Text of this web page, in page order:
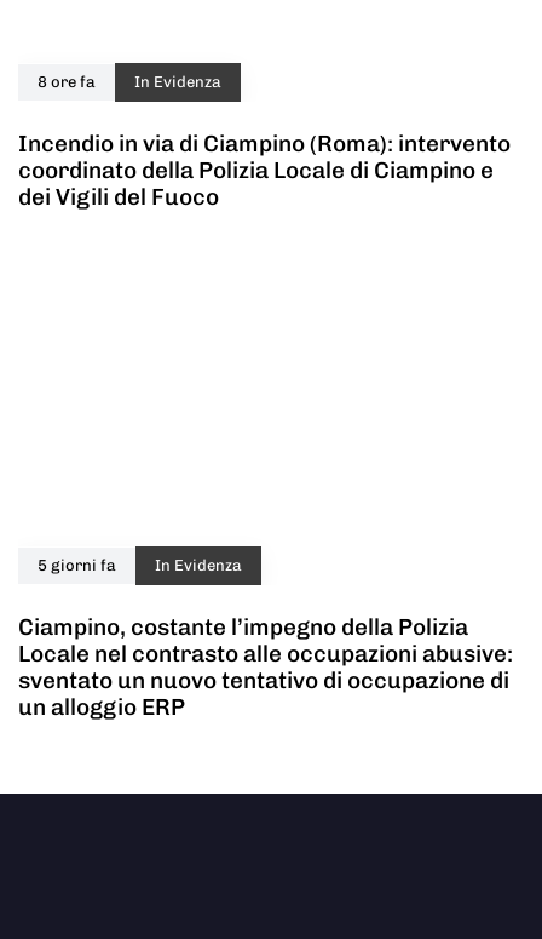
8 ore fa In Evidenza
Incendio in via di Ciampino (Roma): intervento
coordinato della Polizia Locale di Ciampino e
dei Vigili del Fuoco
5 giorni fa In Evidenza
Ciampino, costante l’impegno della Polizia
Locale nel contrasto alle occupazioni abusive:
sventato un nuovo tentativo di occupazione di
un alloggio ERP